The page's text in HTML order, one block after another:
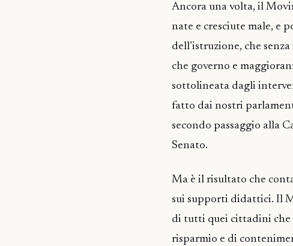
Ancora una volta, il
nate e cresciute male, e
dell’istruzione, che
che governo e
sottolineata dagli
fatto dai nostri
secondo passaggio alla
Senato.
Ma è il risultato che
sui supporti didattici. Il
di tutti quei cittadini che
risparmio e di